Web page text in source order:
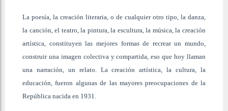
La poesía, la creación literaria, o de cualquier otro tipo, la danza,
la canción, el teatro, la pintura, la escultura, la música, la creación
artística, constituyen las mejores formas de recrear un mundo,
construir una imagen colectiva y compartida, eso que hoy llaman
una narración, un relato. La creación artística, la cultura, la
educación, fueron algunas de las mayores preocupaciones de la
República nacida en 1931.